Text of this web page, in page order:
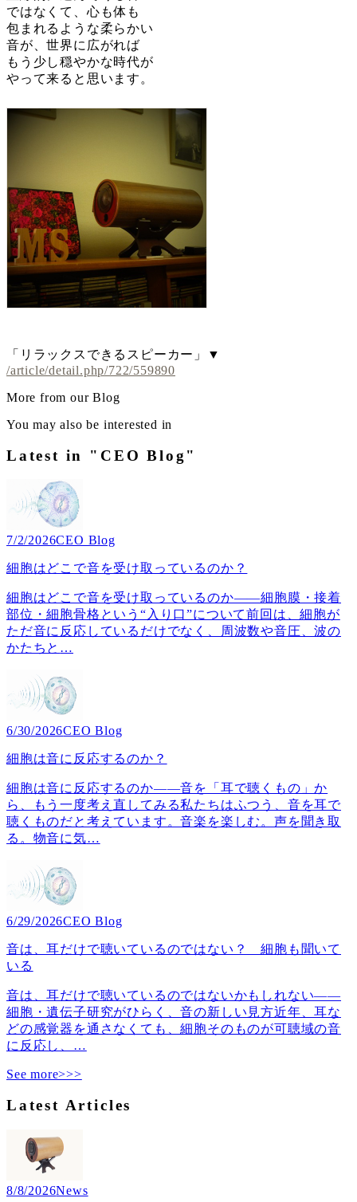
ではなくて、心も体も
包まれるような柔らかい
音が、世界に広がれば
もう少し穏やかな時代が
やって来ると思います。
「リラックスできるスピーカー」▼
/article/detail.php/722/559890
More from our Blog
You may also be interested in
Latest in "CEO Blog"
7/2/2026CEO Blog
細胞はどこで音を受け取っているのか？
細胞はどこで音を受け取っているのか――細胞膜・接着
部位・細胞骨格という“入り口”について前回は、細胞が
ただ音に反応しているだけでなく、周波数や音圧、波の
かたちと …
6/30/2026CEO Blog
細胞は音に反応するのか？
細胞は音に反応するのか――音を「耳で聴くもの」か
ら、もう一度考え直してみる私たちはふつう、音を耳で
聴くものだと考えています。音楽を楽しむ。声を聞き取
る。物音に気…
6/29/2026CEO Blog
音は、耳だけで聴いているのではない？ 細胞も聞いて
いる
音は、耳だけで聴いているのではないかもしれない――
細胞・遺伝子研究がひらく、音の新しい見方近年、耳な
どの感覚器を通さなくても、細胞そのものが可聴域の音
に反応し、 …
See more>>>
Latest Articles
8/8/2026News